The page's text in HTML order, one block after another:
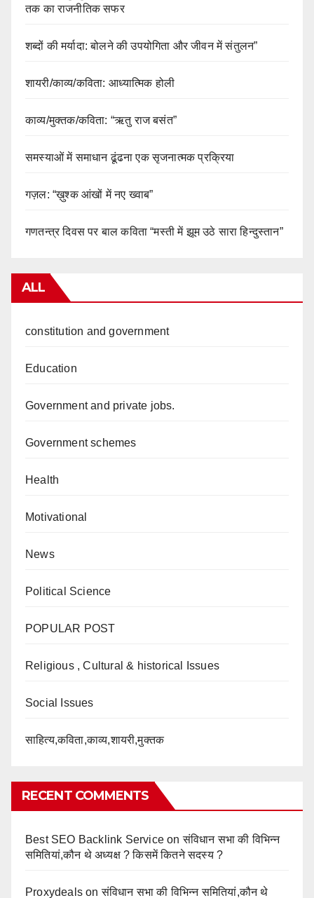
तक का राजनीतिक सफर
शब्दों की मर्यादा: बोलने की उपयोगिता और जीवन में संतुलन”
शायरी/काव्य/कविता: आध्यात्मिक होली
काव्य/मुक्तक/कविता: “ऋतु राज बसंत”
समस्याओं में समाधान ढूंढना एक सृजनात्मक प्रक्रिया
गज़ल: “ख़ुश्क आंखों में नए ख्वाब”
गणतन्त्र दिवस पर बाल कविता “मस्ती में झूम उठे सारा हिन्दुस्तान”
ALL
constitution and government
Education
Government and private jobs.
Government schemes
Health
Motivational
News
Political Science
POPULAR POST
Religious , Cultural & historical Issues
Social Issues
साहित्य,कविता,काव्य,शायरी,मुक्तक
RECENT COMMENTS
Best SEO Backlink Service onसंविधान सभा की विभिन्न
समितियां,कौन थे अध्यक्ष ? किसमें कितने सदस्य ?
Proxydeals onसंविधान सभा की विभिन्न समितियां,कौन थे